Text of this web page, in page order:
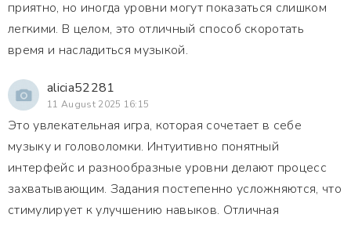
приятно, но иногда уровни могут показаться слишком
легкими. В целом, это отличный способ скоротать
время и насладиться музыкой.
alicia52281
11 August 2025 16:15
Это увлекательная игра, которая сочетает в себе
музыку и головоломки. Интуитивно понятный
интерфейс и разнообразные уровни делают процесс
захватывающим. Задания постепенно усложняются, что
стимулирует к улучшению навыков. Отличная